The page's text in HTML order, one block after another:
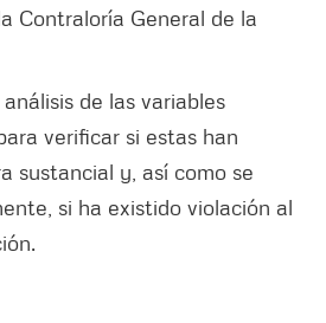
Contraloría General de la
de las variables
verificar si estas han
sustancial y, así como se
si ha existido violación al